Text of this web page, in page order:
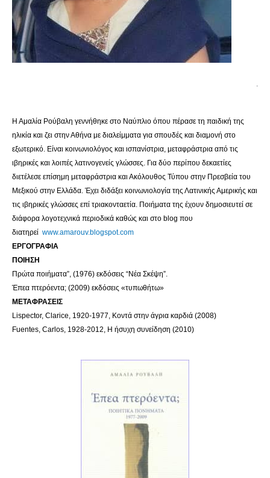
.
Η Αμαλία Ρούβαλη γεννήθηκε στο Ναύπλιο όπου πέρασε τη παιδική της
ηλικία και ζει στην Αθήνα με διαλείμματα για σπουδές και διαμονή στο
εξωτερικό. Είναι κοινωνιολόγος και ισπανίστρια, μεταφράστρια από τις
ιβηρικές και λοιπές λατινογενείς γλώσσες. Για δύο περίπου δεκαετίες
διετέλεσε επίσημη μεταφράστρια και Ακόλουθος Τύπου στην Πρεσβεία του
Μεξικού στην Ελλάδα. Έχει διδάξει κοινωνιολογία της Λατινικής Αμερικής και
τις ιβηρικές γλώσσες επί τριακονταετία. Ποιήματα της έχουν δημοσιευτεί σε
διάφορα λογοτεχνικά περιοδικά καθώς και στο blog που
διατηρεί www.amarouv.blogspot.com
ΕΡΓΟΓΡΑΦΙΑ
ΠΟΙΗΣΗ
Πρώτα ποιήματα”, (1976) εκδόσεις “Νέα Σκέψη”.
Έπεα πτερόεντα; (2009) εκδόσεις «τυπωθήτω»
ΜΕΤΑΦΡΑΣΕΙΣ
Lispector, Clarice, 1920-1977, Κοντά στην άγρια καρδιά (2008)
Fuentes, Carlos, 1928-2012, Η ήσυχη συνείδηση (2010)